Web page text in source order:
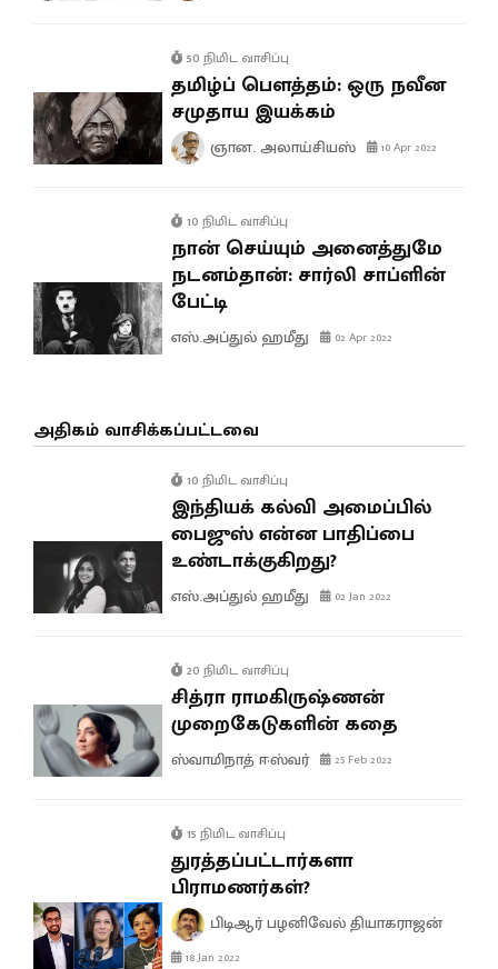
50 நிமிட வாசிப்பு
தமிழ்ப் பௌத்தம்: ஒரு நவீன
சமுதாய இயக்கம்
ஞான. அலாய்சியஸ் 10 Apr 2022
10 நிமிட வாசிப்பு
நான் செய்யும் அனைத்துமே
நடனம்தான்: சார்லி சாப்ளின்
பேட்டி
எஸ்.அப்துல் ஹமீது 02 Apr 2022
அதிகம் வாசிக்கப்பட்டவை
10 நிமிட வாசிப்பு
இந்தியக் கல்வி அமைப்பில்
பைஜுஸ் என்ன பாதிப்பை
உண்டாக்குகிறது?
எஸ்.அப்துல் ஹமீது 02 Jan 2022
20 நிமிட வாசிப்பு
சித்ரா ராமகிருஷ்ணன்
முறைகேடுகளின் கதை
ஸ்வாமிநாத் ஈஸ்வர் 25 Feb 2022
15 நிமிட வாசிப்பு
துரத்தப்பட்டார்களா
பிராமணர்கள்?
பிடிஆர் பழனிவேல் தியாகராஜன்
18 Jan 2022